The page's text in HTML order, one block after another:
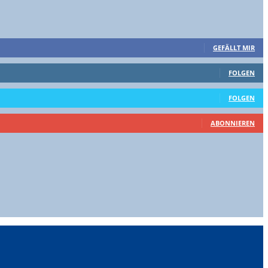
GEFÄLLT MIR
FOLGEN
FOLGEN
ABONNIEREN